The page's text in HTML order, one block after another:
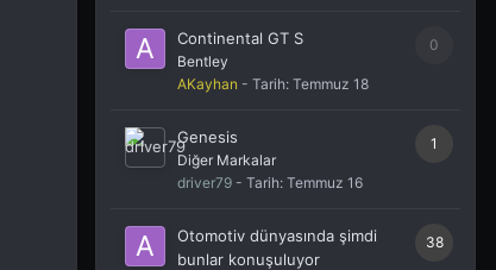
0
Continental GT S
Bentley
AKayhan - Tarih: Temmuz 18
1
Genesis
Diğer Markalar
driver79 - Tarih: Temmuz 16
38
Otomotiv dünyasında şimdi
bunlar konuşuluyor